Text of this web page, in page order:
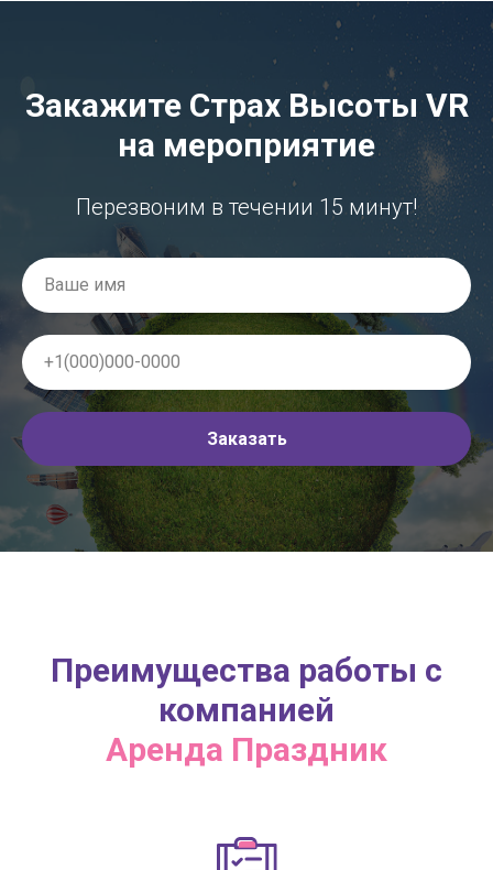
Закажите Страх Высоты VR
на мероприятие
Перезвоним в течении 15 минут!
Заказать
Преимущества работы с
компанией
Аренда Праздник